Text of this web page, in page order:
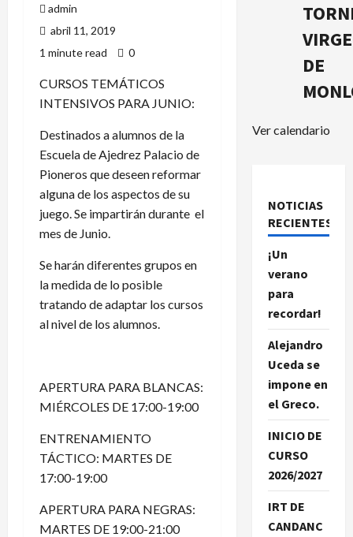
admin
abril 11, 2019
1 minute read
0
CURSOS TEMÁTICOS
INTENSIVOS PARA JUNIO:
Destinados a alumnos de la
Escuela de Ajedrez Palacio de
Pioneros que deseen reformar
alguna de los aspectos de su
juego. Se impartirán durante el
mes de Junio.
Se harán diferentes grupos en
la medida de lo posible
tratando de adaptar los cursos
al nivel de los alumnos.
APERTURA PARA BLANCAS:
MIÉRCOLES DE 17:00-19:00
ENTRENAMIENTO
TÁCTICO: MARTES DE
17:00-19:00
APERTURA PARA NEGRAS:
MARTES DE 19:00-21:00
DE
Ver calendario
NOTICIAS
RECIENTES.
¡Un
verano
para
recordar!
Alejandro
Uceda se
impone en
el Greco.
INICIO DE
CURSO
2026/2027
IRT DE
CANDANC